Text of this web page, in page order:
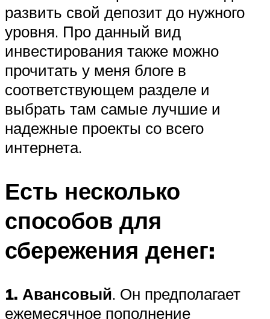
развить свой депозит до нужного
уровня. Про данный вид
инвестирования также можно
прочитать у меня блоге в
соответствующем разделе и
выбрать там самые лучшие и
надежные проекты со всего
интернета.
Есть несколько
способов для
сбережения денег:
1. Авансовый. Он предполагает
ежемесячное пополнение